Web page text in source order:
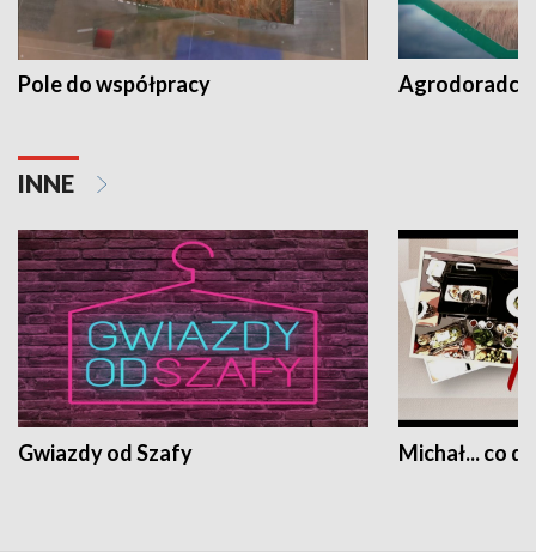
Pole do współpracy Agrodoradcy
INNE
Gwiazdy od Szafy Michał... co